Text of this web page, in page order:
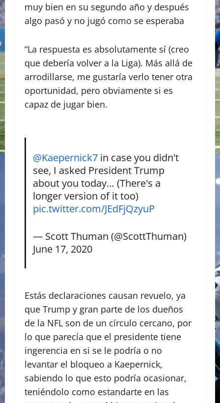
muy bien en su segundo año y después
algo pasó y no jugó como se esperaba
“La respuesta es absolutamente sí (creo
que debería volver a la Liga). Más allá de
arrodillarse, me gustaría verlo tener otra
oportunidad, pero obviamente si es
capaz de jugar bien.
@Kaepernick7in case you didn't
see, I asked President Trump
about you today… (There's a
longer version of it too)
pic.twitter.com/JEdFjQzyuP
— Scott Thuman (@ScottThuman)
June 17, 2020
Estás declaraciones causan revuelo, ya
que Trump y gran parte de los dueños
de la NFL son de un círculo cercano, por
lo que parecía que el presidente tiene
ingerencia en si se le podría o no
levantar el bloqueo a Kaepernick,
sabiendo lo que esto podría ocasionar,
teniéndolo como estandarte en las